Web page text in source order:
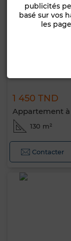
1 450 TND
Appartement à
130 m²
Contacter
publicités
basé sur vos
les